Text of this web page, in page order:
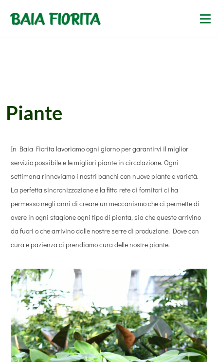
Piante
In Baia Fiorita lavoriamo ogni giorno per garantirvi il miglior
servizio possibile e le migliori piante in circolazione. Ogni
settimana rinnoviamo i nostri banchi con nuove piante e varietà.
La perfetta sincronizzazione e la fitta rete di fornitori ci ha
permesso negli anni di creare un meccanismo che ci permette di
avere in ogni stagione ogni tipo di pianta, sia che queste arrivino
da fuori o che arrivino dalle nostre serre di produzione. Dove con
cura e pazienza ci prendiamo cura delle nostre piante.